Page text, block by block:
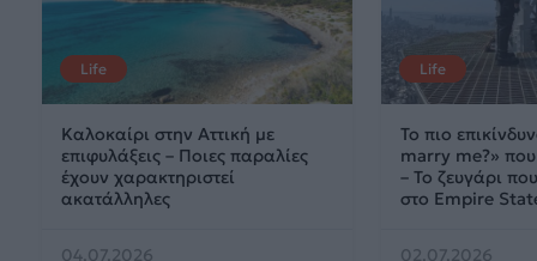
Life
Καλοκαίρι στην Αττική με
επιφυλάξεις – Ποιες παραλίες
έχουν χαρακτηριστεί
ακατάλληλες
04.07.2026
Life
Το πιο
marry me?» που
– Το ζευγάρι
στο Empire
02.07.2026